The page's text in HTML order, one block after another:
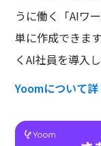
うに働く「AIワ
単に作成できま
くAI社員を導入
Yoomについて